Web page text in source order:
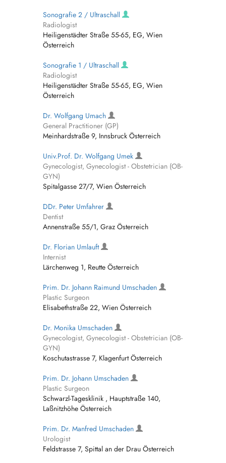
Sonografie 2 / Ultraschall
Radiologist
Heiligenstädter Straße 55-65, EG, Wien
Österreich
Sonografie 1 / Ultraschall
Radiologist
Heiligenstädter Straße 55-65, EG, Wien
Österreich
Dr. Wolfgang Umach
General Practitioner (GP)
Meinhardstraße 9, Innsbruck Österreich
Univ.Prof. Dr. Wolfgang Umek
Gynecologist, Gynecologist - Obstetrician (OB-
GYN)
Spitalgasse 27/7, Wien Österreich
DDr. Peter Umfahrer
Dentist
Annenstraße 55/1, Graz Österreich
Dr. Florian Umlauft
Internist
Lärchenweg 1, Reutte Österreich
Prim. Dr. Johann Raimund Umschaden
Plastic Surgeon
Elisabethstraße 22, Wien Österreich
Dr. Monika Umschaden
Gynecologist, Gynecologist - Obstetrician (OB-
GYN)
Koschutastrasse 7, Klagenfurt Österreich
Prim. Dr. Johann Umschaden
Plastic Surgeon
Schwarzl-Tagesklinik , Hauptstraße 140,
Laßnitzhöhe Österreich
Prim. Dr. Manfred Umschaden
Urologist
Feldstrasse 7, Spittal an der Drau Österreich